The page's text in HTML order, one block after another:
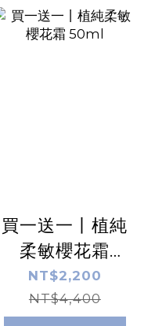
買一送一丨植純
柔敏櫻花霜
50ml
NT$2,200
NT$4,400